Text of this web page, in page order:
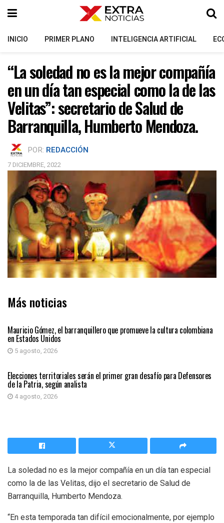
INICIO PRIMER PLANO INTELIGENCIA ARTIFICIAL
“La soledad no es la mejor compañía
en un día tan especial como la de las
Velitas”: secretario de Salud de
Barranquilla, Humberto Mendoza.
POR: REDACCIÓN
7 DICIEMBRE, 2022
Más noticias
Mauricio Gómez, el barranquillero que promueve la cultura colombiana
en Estados Unidos
5 agosto, 2026
PRIMER PLANO
Elecciones territoriales serán el primer gran desafío para Defensores
de la Patria, según analista
4 agosto, 2026
La soledad no es la mejor compañía en un día tan especial
como la de las Velitas, dijo el secretario de Salud de
Barranquilla, Humberto Mendoza.
“En esta temporada tan difícil emocionalmente, por ejemplo